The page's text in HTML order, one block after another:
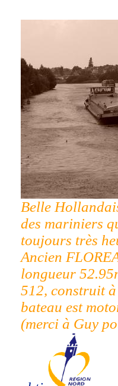
Belle
des mariniers
toujours très
Ancien
longueur
512, construit
bateau est
(merci à Guy